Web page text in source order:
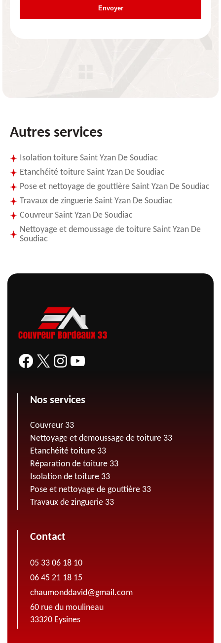
Autres services
Isolation toiture Saint Yzan De Soudiac
Etanchéité toiture Saint Yzan De Soudiac
Pose et nettoyage de gouttière Saint Yzan De Soudiac
Travaux de zinguerie Saint Yzan De Soudiac
Couvreur Saint Yzan De Soudiac
Nettoyage et demoussage de toiture Saint Yzan De
Soudiac
Nos services
Couvreur 33
Nettoyage et demoussage de toiture 33
Etanchéité toiture 33
Réparation de toiture 33
Isolation de toiture 33
Pose et nettoyage de gouttière 33
Travaux de zinguerie 33
Contact
05 33 06 18 10
06 45 21 18 15
chaumonddavid@gmail.com
60 rue du moulineau
33320 Eysines